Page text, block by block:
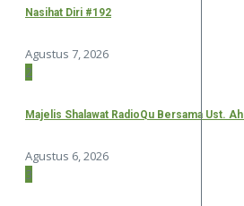
Nasihat Diri #192
Agustus 7, 2026
2
Majelis Shalawat RadioQu Bersama Ust.
Agustus 6, 2026
3